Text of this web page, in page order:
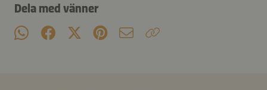
Dela med vänner